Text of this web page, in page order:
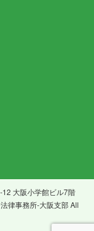
大阪小学館ビル7階
律事務所-大阪支部 All